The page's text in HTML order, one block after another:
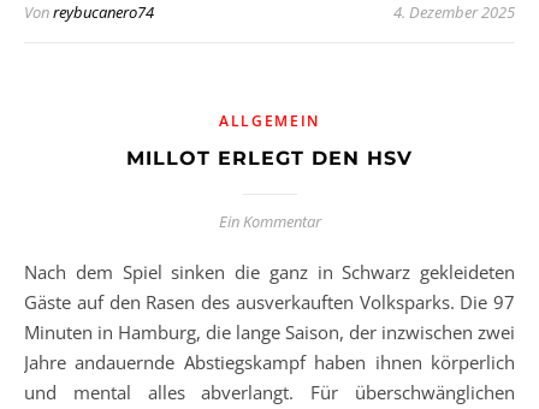
Vonreybucanero74 4. Dezember 2025
ALLGEMEIN
MILLOT ERLEGT DEN HSV
Ein Kommentar
Nach dem Spiel sinken die ganz in Schwarz gekleideten
Gäste auf den Rasen des ausverkauften Volksparks. Die 97
Minuten in Hamburg, die lange Saison, der inzwischen zwei
Jahre andauernde Abstiegskampf haben ihnen körperlich
und mental alles abverlangt. Für überschwänglichen